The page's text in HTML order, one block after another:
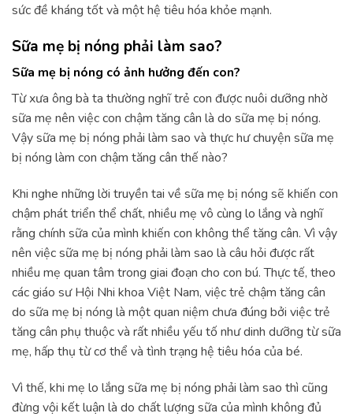
sức đề kháng tốt và một hệ tiêu hóa khỏe mạnh.
Sữa mẹ bị nóng phải làm sao?
Sữa mẹ bị nóng có ảnh hưởng đến con?
Từ xưa ông bà ta thường nghĩ trẻ con được nuôi dưỡng nhờ
sữa mẹ nên việc con chậm tăng cân là do sữa mẹ bị nóng.
Vậy sữa mẹ bị nóng phải làm sao và thực hư chuyện sữa mẹ
bị nóng làm con chậm tăng cân thế nào?
Khi nghe những lời truyền tai về sữa mẹ bị nóng sẽ khiến con
chậm phát triển thể chất, nhiều mẹ vô cùng lo lắng và nghĩ
rằng chính sữa của mình khiến con không thể tăng cân. Vì vậy
nên việc sữa mẹ bị nóng phải làm sao là câu hỏi được rất
nhiều mẹ quan tâm trong giai đoạn cho con bú. Thực tế, theo
các giáo sư Hội Nhi khoa Việt Nam, việc trẻ chậm tăng cân
do sữa mẹ bị nóng là một quan niệm chưa đúng bởi việc trẻ
tăng cân phụ thuộc và rất nhiều yếu tố như dinh dưỡng từ sữa
mẹ, hấp thụ từ cơ thể và tình trạng hệ tiêu hóa của bé.
Vì thế, khi mẹ lo lắng sữa mẹ bị nóng phải làm sao thì cũng
đừng vội kết luận là do chất lượng sữa của mình không đủ